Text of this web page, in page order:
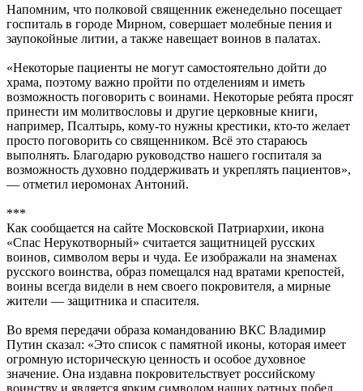
Напомним, что полковой священник еженедельно посещает
госпиталь в городе Мирном, совершает молебные пения и
заупокойные литии, а также навещает воинов в палатах.
«Некоторые пациенты не могут самостоятельно дойти до
храма, поэтому важно пройти по отделениям и иметь
возможность поговорить с воинами. Некоторые ребята просят
принести им молитвословы и другие церковные книги,
например, Псалтырь, кому-то нужны крестики, кто-то желает
просто поговорить со священником. Всё это стараюсь
выполнять. Благодарю руководство нашего госпиталя за
возможность духовно поддерживать и укреплять пациентов»,
— отметил иеромонах Антоний.
***
Как сообщается на сайте Московской Патриархии, икона
«Спас Нерукотворный» считается защитницей русских
воинов, символом веры и чуда. Ее изображали на знаменах
русского воинства, образ помещался над вратами крепостей,
воины всегда видели в нем своего покровителя, а мирные
жители — защитника и спасителя.
Во время передачи образа командованию ВКС Владимир
Путин сказал: «Это список с памятной иконы, которая имеет
огромную историческую ценность и особое духовное
значение. Она издавна покровительствует российскому
воинству и является ярким символом наших ратных побед,